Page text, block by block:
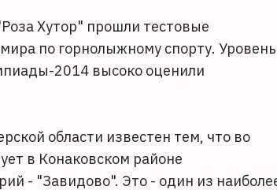
Хутор" прошли тестовые
по горнолыжному спорту.
2014 высоко оценили
области известен тем, что во
в Конаковском районе
- "Завидово". Это - один из